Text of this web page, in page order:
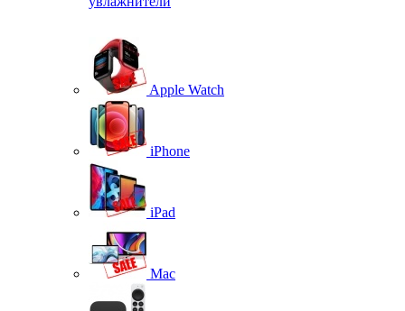
Apple Watch
iPhone
iPad
Mac